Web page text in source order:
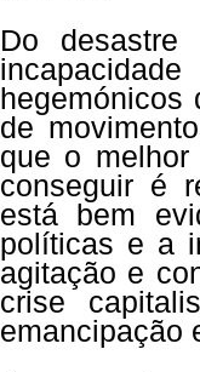
Do
de
que o melhor
conseguir é
está bem
políticas e a
agitação e
crise
emancipação